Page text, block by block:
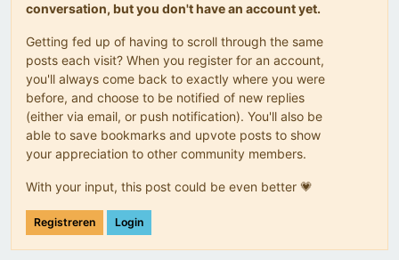
conversation, but you don't have an account yet.
Getting fed up of having to scroll through the same
posts each visit? When you register for an account,
you'll always come back to exactly where you were
before, and choose to be notified of new replies
(either via email, or push notification). You'll also be
able to save bookmarks and upvote posts to show
your appreciation to other community members.
With your input, this post could be even better 💗
Registreren Login